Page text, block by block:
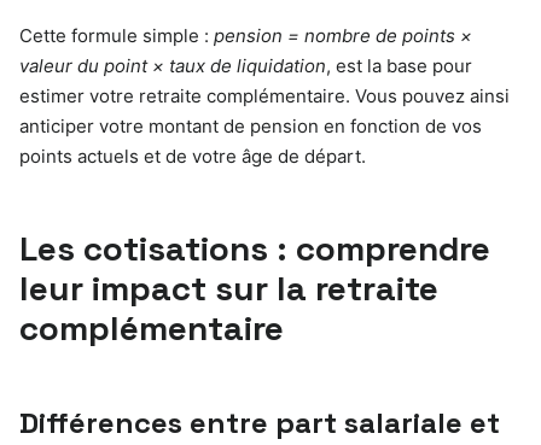
Cette formule simple : pension = nombre de points ×
valeur du point × taux de liquidation, est la base pour
estimer votre retraite complémentaire. Vous pouvez ainsi
anticiper votre montant de pension en fonction de vos
points actuels et de votre âge de départ.
Les cotisations : comprendre
leur impact sur la retraite
complémentaire
Différences entre part salariale et